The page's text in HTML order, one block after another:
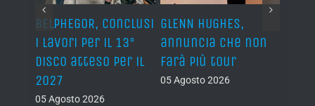
BELPHEGOR, conclusi
i lavori per il 13°
disco atteso per il
2027
05 Agosto 2026
GLENN HUGHES,
annuncia che non
farà più tour
05 Agosto 2026